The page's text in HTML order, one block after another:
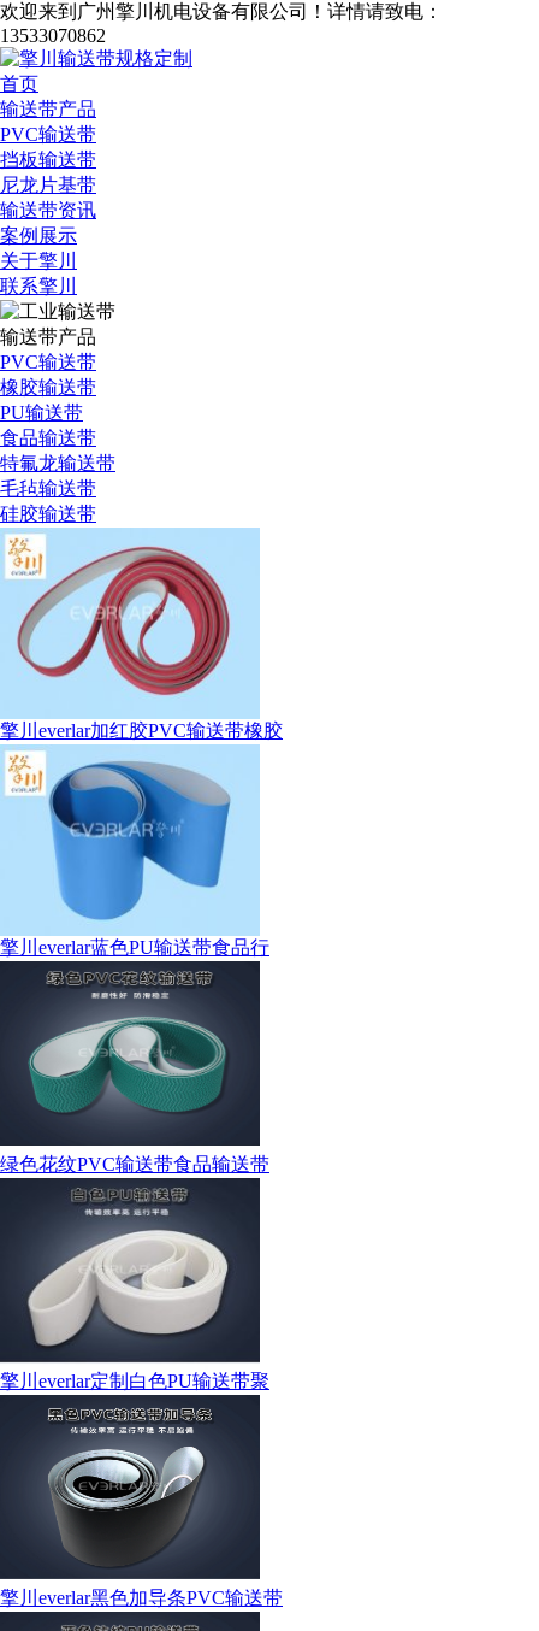
欢迎来到广州擎川机电设备有限公司！ 详情请致电：
13533070862
首页
输送带产品
PVC输送带
挡板输送带
尼龙片基带
输送带资讯
案例展示
关于擎川
联系擎川
输送带产品
PVC输送带
橡胶输送带
PU输送带
食品输送带
特氟龙输送带
毛毡输送带
硅胶输送带
擎川everlar加红胶PVC输送带橡胶
擎川everlar蓝色PU输送带食品行
绿色花纹PVC输送带食品输送带
擎川everlar定制白色PU输送带聚
擎川everlar黑色加导条PVC输送带